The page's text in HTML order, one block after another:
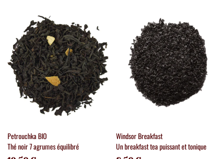
Petrouchka BIO
Thé noir 7 agrumes équilibré
Windsor Breakfast
Un breakfast tea puissant et tonique